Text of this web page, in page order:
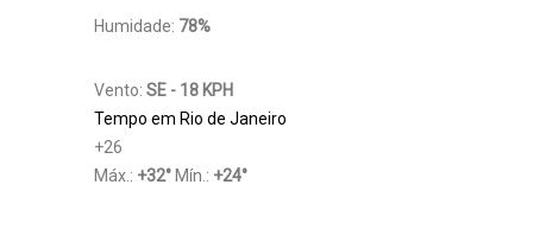
Humidade: 78%
Vento: SE - 18 KPH
Tempo em Rio de Janeiro
+26
Máx.: +32° Mín.: +24°